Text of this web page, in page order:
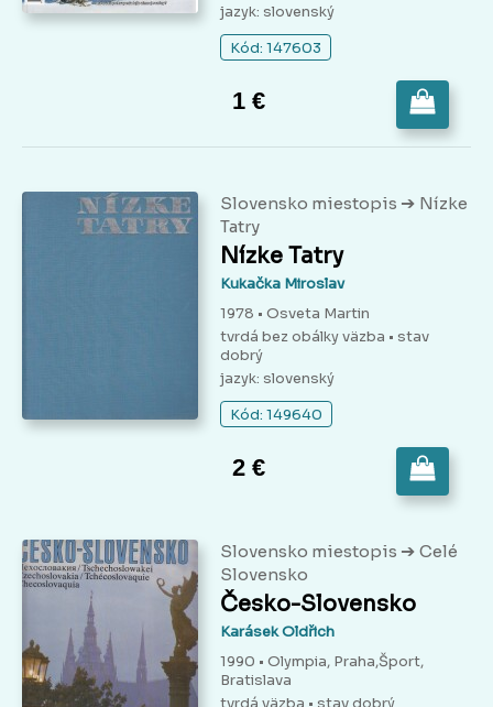
jazyk: slovenský
Kód: 147603
1 €
Slovensko miestopis ➔ Nízke
Tatry
Nízke Tatry
Kukačka Miroslav
1978 • Osveta Martin
tvrdá bez obálky väzba • stav
dobrý
jazyk: slovenský
Kód: 149640
2 €
Slovensko miestopis ➔ Celé
Slovensko
Česko-Slovensko
Karásek Oldřich
1990 • Olympia, Praha,Šport,
Bratislava
tvrdá väzba • stav dobrý